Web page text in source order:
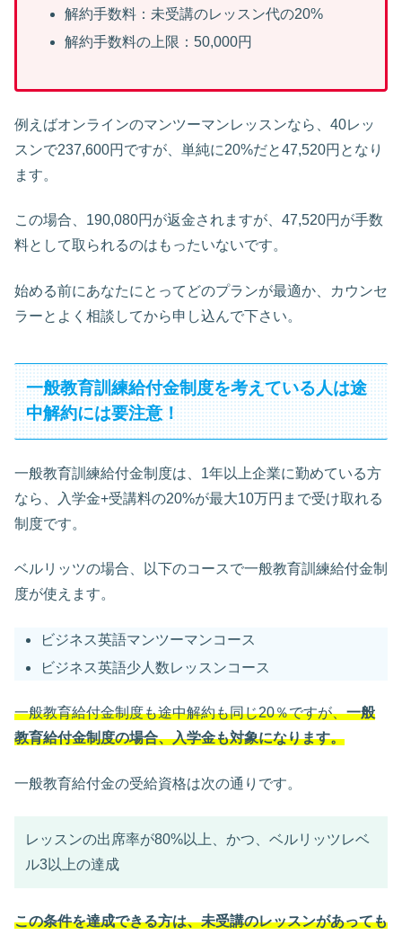
解約手数料：未受講のレッスン代の20%
解約手数料の上限：50,000円
例えばオンラインのマンツーマンレッスンなら、40レッ
スンで237,600円ですが、単純に20%だと47,520円となり
ます。
この場合、190,080円が返金されますが、47,520円が手数
料として取られるのはもったいないです。
始める前にあなたにとってどのプランが最適か、カウンセ
ラーとよく相談してから申し込んで下さい。
一般教育訓練給付金制度を考えている人は途
中解約には要注意！
一般教育訓練給付金制度は、1年以上企業に勤めている方
なら、入学金+受講料の20%が最大10万円まで受け取れる
制度です。
ベルリッツの場合、以下のコースで一般教育訓練給付金制
度が使えます。
ビジネス英語マンツーマンコース
ビジネス英語少人数レッスンコース
一般教育給付金制度も途中解約も同じ20％ですが、一般
教育給付金制度の場合、入学金も対象になります。
一般教育給付金の受給資格は次の通りです。
レッスンの出席率が80%以上、かつ、ベルリッツレベ
ル3以上の達成
この条件を達成できる方は、未受講のレッスンがあっても